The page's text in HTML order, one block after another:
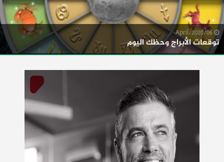
توقعات الأبراج وحظك اليوم